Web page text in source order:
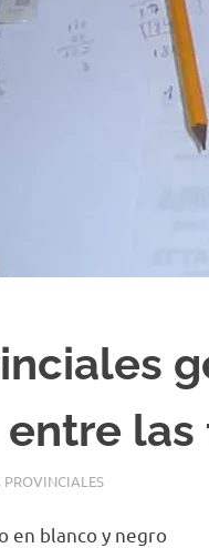
las
, PROVINCIALES
en blanco y negro